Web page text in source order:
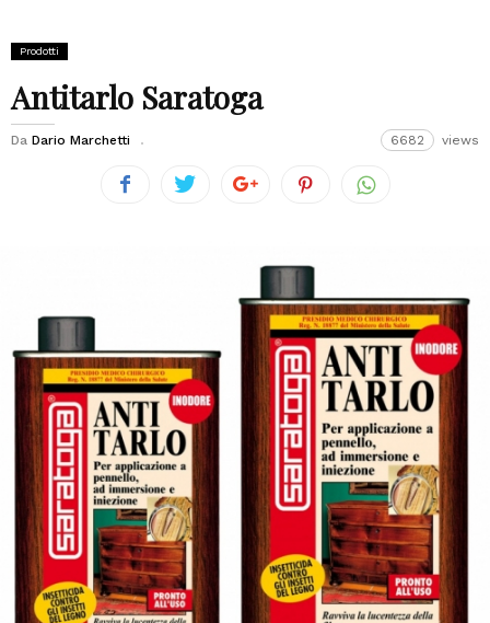
Prodotti
Antitarlo Saratoga
Da Dario Marchetti 6682 views